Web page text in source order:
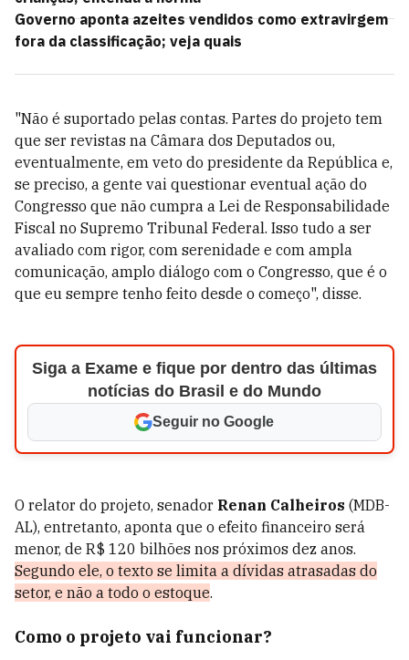
Governo aponta azeites vendidos como extravirgem
fora da classificação; veja quais
"Não é suportado pelas contas. Partes do projeto tem
que ser revistas na Câmara dos Deputados ou,
eventualmente, em veto do presidente da República e,
se preciso, a gente vai questionar eventual ação do
Congresso que não cumpra a Lei de Responsabilidade
Fiscal no Supremo Tribunal Federal. Isso tudo a ser
avaliado com rigor, com serenidade e com ampla
comunicação, amplo diálogo com o Congresso, que é o
que eu sempre tenho feito desde o começo", disse.
Siga a Exame e fique por dentro das últimas
notícias do Brasil e do Mundo
Seguir no Google
O relator do projeto, senador Renan Calheiros (MDB-
AL), entretanto, aponta que o efeito financeiro será
menor, de R$ 120 bilhões nos próximos dez anos.
Segundo ele, o texto se limita a dívidas atrasadas do
setor, e não a todo o estoque.
Como o projeto vai funcionar?